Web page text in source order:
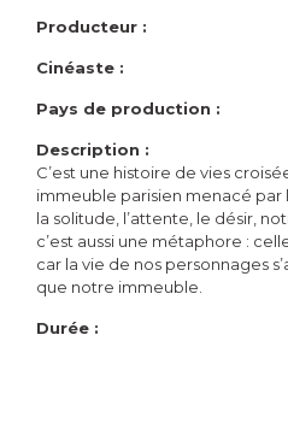
Producteur :
Cinéaste :
Pays de production :
Description :
C’est une histoire de vies
immeuble parisien menacé par
la solitude, l’attente, le désir,
c’est aussi une métaphore :
car la vie de nos personnages
que notre immeuble.
Durée :